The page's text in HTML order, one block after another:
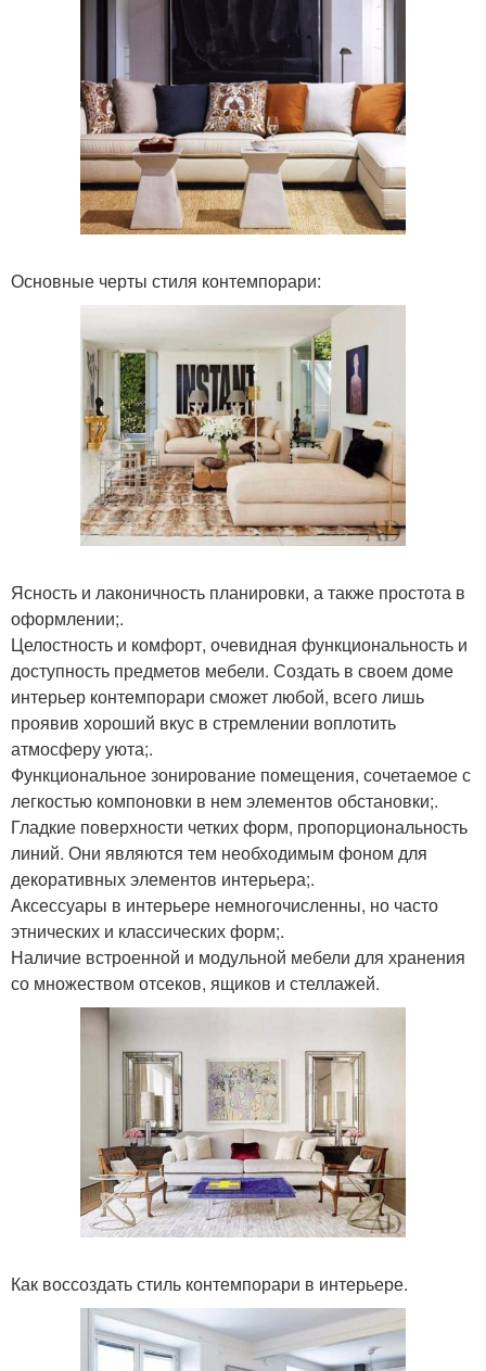
Основные черты стиля контемпорари:
Ясность и лаконичность планировки, а также простота в
оформлении;.
Целостность и комфорт, очевидная функциональность и
доступность предметов мебели. Создать в своем доме
интерьер контемпорари сможет любой, всего лишь
проявив хороший вкус в стремлении воплотить
атмосферу уюта;.
Функциональное зонирование помещения, сочетаемое с
легкостью компоновки в нем элементов обстановки;.
Гладкие поверхности четких форм, пропорциональность
линий. Они являются тем необходимым фоном для
декоративных элементов интерьера;.
Аксессуары в интерьере немногочисленны, но часто
этнических и классических форм;.
Наличие встроенной и модульной мебели для хранения
со множеством отсеков, ящиков и стеллажей.
Как воссоздать стиль контемпорари в интерьере.